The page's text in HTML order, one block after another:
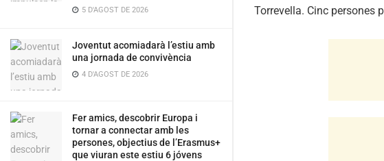
5 D'AGOST DE 2026
Joventut acomiadarà l’estiu amb
una jornada de convivència
4 D'AGOST DE 2026
Fer amics, descobrir Europa i
tornar a connectar amb les
persones, objectius de l’Erasmus+
que viuran este estiu 6 jóvens
Torrevella. Cinc persones